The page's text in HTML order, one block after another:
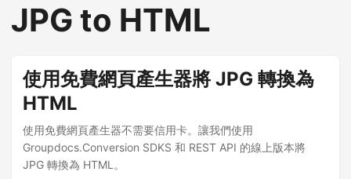
JPG to HTML
使用免費網頁產生器將 JPG 轉換為
HTML
使用免費網頁產生器不需要信用卡。讓我們使用
Groupdocs.Conversion SDKS 和 REST API 的線上版本將
JPG 轉換為 HTML。